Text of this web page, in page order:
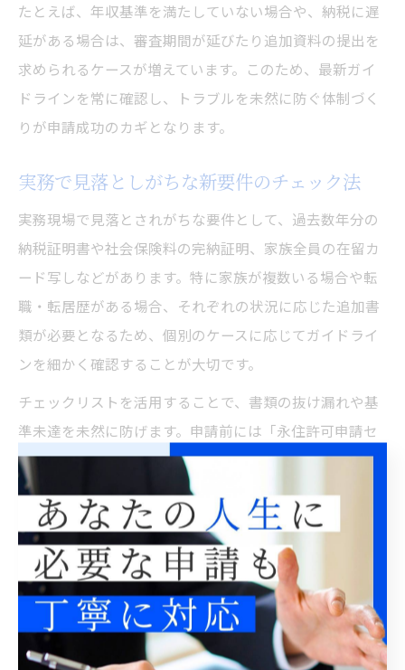
たとえば、年収基準を満たしていない場合や、納税に遅
延がある場合は、審査期間が延びたり追加資料の提出を
求められるケースが増えています。このため、最新ガイ
ドラインを常に確認し、トラブルを未然に防ぐ体制づく
りが申請成功のカギとなります。
実務で見落としがちな新要件のチェック法
実務現場で見落とされがちな要件として、過去数年分の
納税証明書や社会保険料の完納証明、家族全員の在留カ
ード写しなどがあります。特に家族が複数いる場合や転
職・転居歴がある場合、それぞれの状況に応じた追加書
類が必要となるため、個別のケースに応じてガイドライ
ンを細かく確認することが大切です。
チェックリストを活用することで、書類の抜け漏れや基
準未達を未然に防げます。申請前には「永住許可申請セ
ルフチェックシート」を参照し、万全の準備を整えてお
くことが、審査期間の短縮や追加資料提出の回避につな
がります。
年収要件から見るビザ申請の現実的
基準